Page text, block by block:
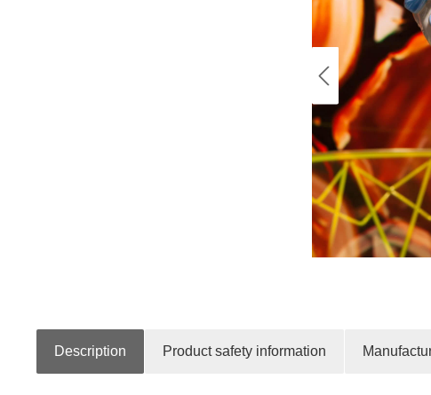
Description Product safety information